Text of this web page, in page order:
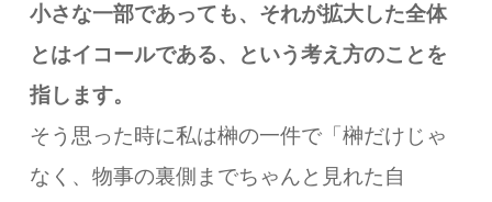
小さな一部であっても、 それが拡大した全体
とはイコールである、
という考え方のことを
指します。
そう思った時に私は榊の一件で 「榊だけじゃ
なく、物事の裏側までちゃんと見れた自